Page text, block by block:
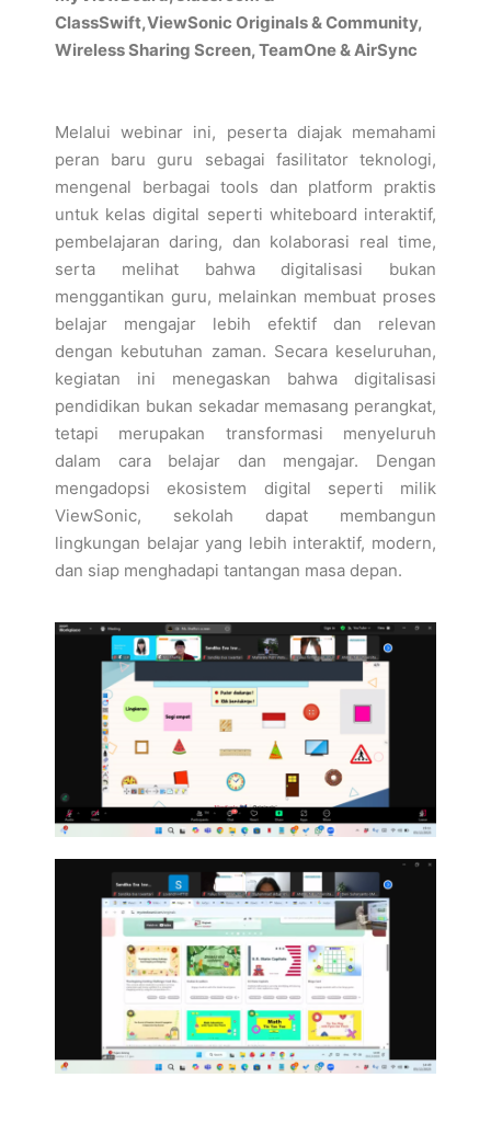
ClassSwift,ViewSonic Originals & Community,
Wireless Sharing Screen,TeamOne & AirSync
Melalui webinar ini, peserta diajak memahami
peran baru guru sebagai fasilitator teknologi,
mengenal berbagai tools dan platform praktis
untuk kelas digital seperti whiteboard interaktif,
pembelajaran daring, dan kolaborasi real time,
serta melihat bahwa digitalisasi bukan
menggantikan guru, melainkan membuat proses
belajar mengajar lebih efektif dan relevan
dengan kebutuhan zaman. Secara keseluruhan,
kegiatan ini menegaskan bahwa digitalisasi
pendidikan bukan sekadar memasang perangkat,
tetapi merupakan transformasi menyeluruh
dalam cara belajar dan mengajar. Dengan
mengadopsi ekosistem digital seperti milik
ViewSonic, sekolah dapat membangun
lingkungan belajar yang lebih interaktif, modern,
dan siap menghadapi tantangan masa depan.